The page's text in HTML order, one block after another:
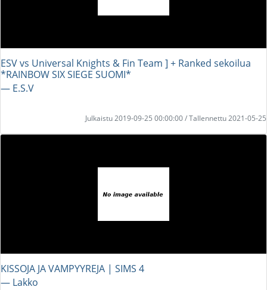
ESV vs Universal Knights & Fin Team ] + Ranked sekoilua
*RAINBOW SIX SIEGE SUOMI*
― E.S.V
Julkaistu 2019-09-25 00:00:00 / Tallennettu 2021-05-25
KISSOJA JA VAMPYYREJA | SIMS 4
― Lakko